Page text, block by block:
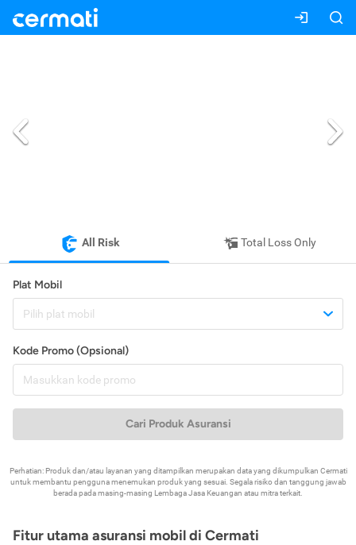
All Risk Total Loss Only
Plat Mobil
Pilih plat mobil
Kode Promo (Opsional)
Cari Produk Asuransi
Perhatian: Produk dan/atau layanan yang ditampilkan merupakan data yang dikumpulkan Cermati
untuk membantu pengguna menemukan produk yang sesuai. Segala risiko dan tanggung jawab
berada pada masing-masing Lembaga Jasa Keuangan atau mitra terkait.
Fitur utama asuransi mobil di Cermati